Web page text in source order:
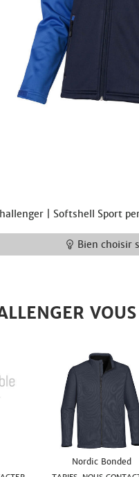
| Softshell Sport
Bien choisir
Nordic Bonded